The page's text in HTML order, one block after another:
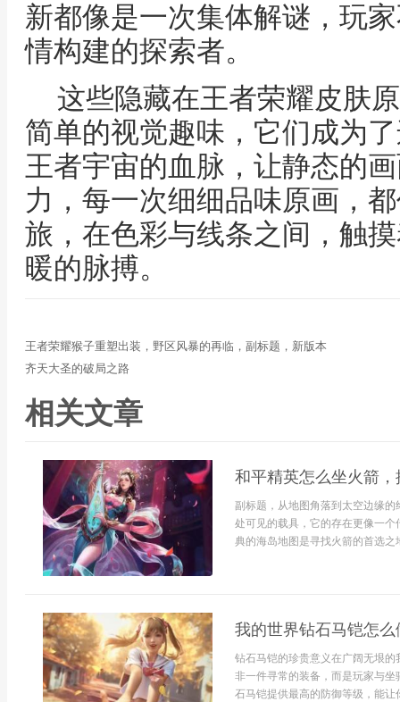
新都像是一次集体解谜，玩
情构建的探索者。
这些隐藏在王者荣耀皮肤
简单的视觉趣味，它们成为
王者宇宙的血脉，让静态的
力，每一次细细品味原画，
旅，在色彩与线条之间，触
暖的脉搏。
王者荣耀猴子重塑出装，野区风暴的再临，副标题，新版本
齐天大圣的破局之路
相关文章
和平精英怎么坐火箭
副标题，从地图角落到太空边缘
处可见的载具，它的存在更像一
典的海岛地图是寻找火箭的首选之
我的世界钻石马铠怎
钻石马铠的珍贵意义在广阔无垠
非一件寻常的装备，而是玩家与
石马铠提供最高的防御等级，能